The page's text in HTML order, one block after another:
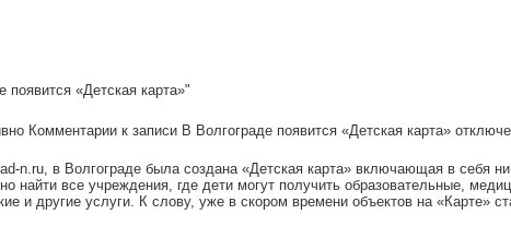
появится «Детская карта»"
Комментарии к записи В Волгограде появится «Детская карта»
n.ru, в Волгограде была создана «Детская карта» включающая в себя
найти все учреждения, где дети могут получить образовательные,
и другие услуги. К слову, уже в скором времени объектов на «Карте»